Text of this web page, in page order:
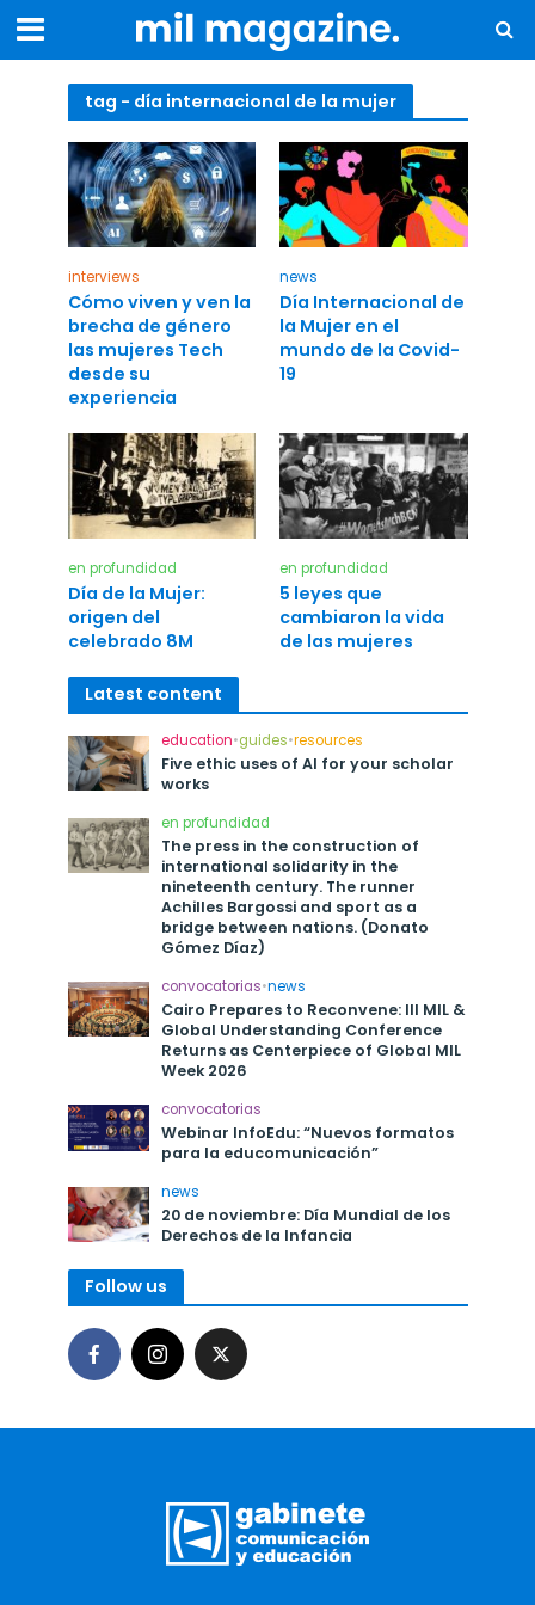
tag - día internacional de la mujer
interviews
Cómo viven y ven la
brecha de género
las mujeres Tech
desde su
experiencia
news
Día Internacional de
la Mujer en el
mundo de la Covid-
19
en profundidad
Día de la Mujer:
origen del
celebrado 8M
en profundidad
5 leyes que
cambiaron la vida
de las mujeres
Latest content
education•guides•resources
Five ethic uses of AI for your scholar
works
en profundidad
The press in the construction of
international solidarity in the
nineteenth century. The runner
Achilles Bargossi and sport as a
bridge between nations. (Donato
Gómez Díaz)
convocatorias•news
Cairo Prepares to Reconvene: III MIL &
Global Understanding Conference
Returns as Centerpiece of Global MIL
Week 2026
convocatorias
Webinar InfoEdu: “Nuevos formatos
para la educomunicación”
news
20 de noviembre: Día Mundial de los
Derechos de la Infancia
Follow us